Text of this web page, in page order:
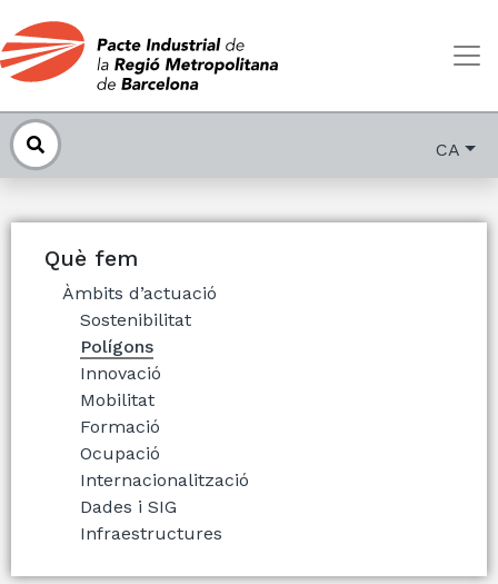
CA
Què fem
Àmbits d’actuació
Sostenibilitat
Polígons
Innovació
Mobilitat
Formació
Ocupació
Internacionalització
Dades i SIG
Infraestructures